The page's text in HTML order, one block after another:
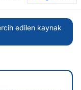
edilen kaynak